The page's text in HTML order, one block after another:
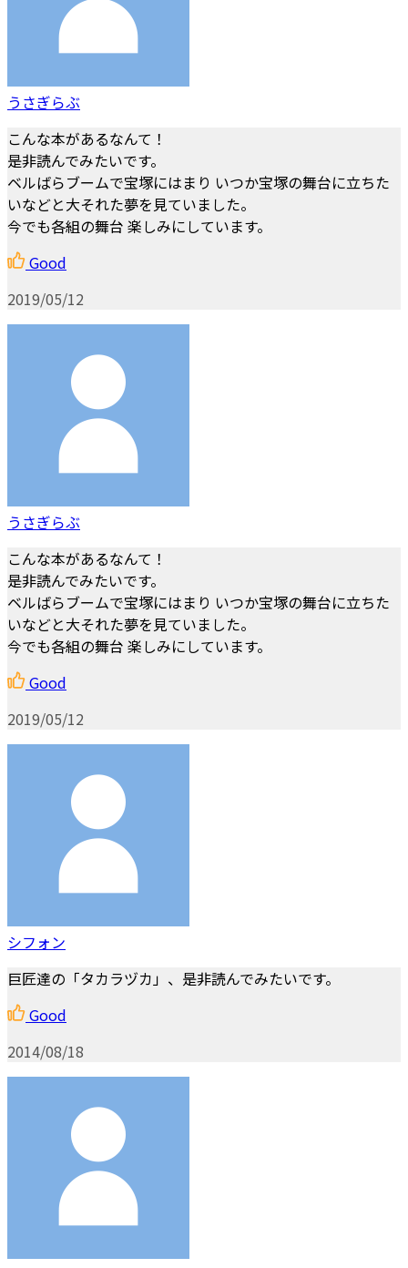
うさぎらぶ
こんな本があるなんて！
是非読んでみたいです。
ベルばらブームで宝塚にはまり いつか宝塚の舞台に立ちた
いなどと大それた夢を見ていました。
今でも各組の舞台 楽しみにしています。
Good
2019/05/12
うさぎらぶ
こんな本があるなんて！
是非読んでみたいです。
ベルばらブームで宝塚にはまり いつか宝塚の舞台に立ちた
いなどと大それた夢を見ていました。
今でも各組の舞台 楽しみにしています。
Good
2019/05/12
シフォン
巨匠達の「タカラヅカ」、是非読んでみたいです。
Good
2014/08/18